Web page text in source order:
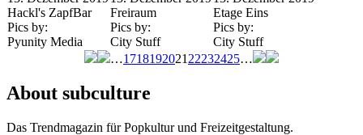
Hackl's ZapfBar
Pics by:
Pyunity Media
Freiraum
Pics by:
City Stuff
Etage Eins
Pics by:
City Stuff
…1718192021 22232425…
About subculture
Das Trendmagazin für Popkultur und Freizeitgestaltung.